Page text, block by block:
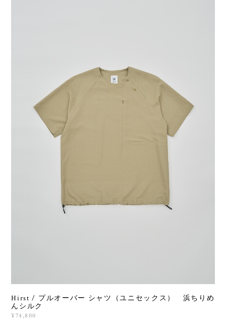
Hirst / プルオーバー シャツ（ユニセックス） 浜ちりめ
んシルク
¥74,800